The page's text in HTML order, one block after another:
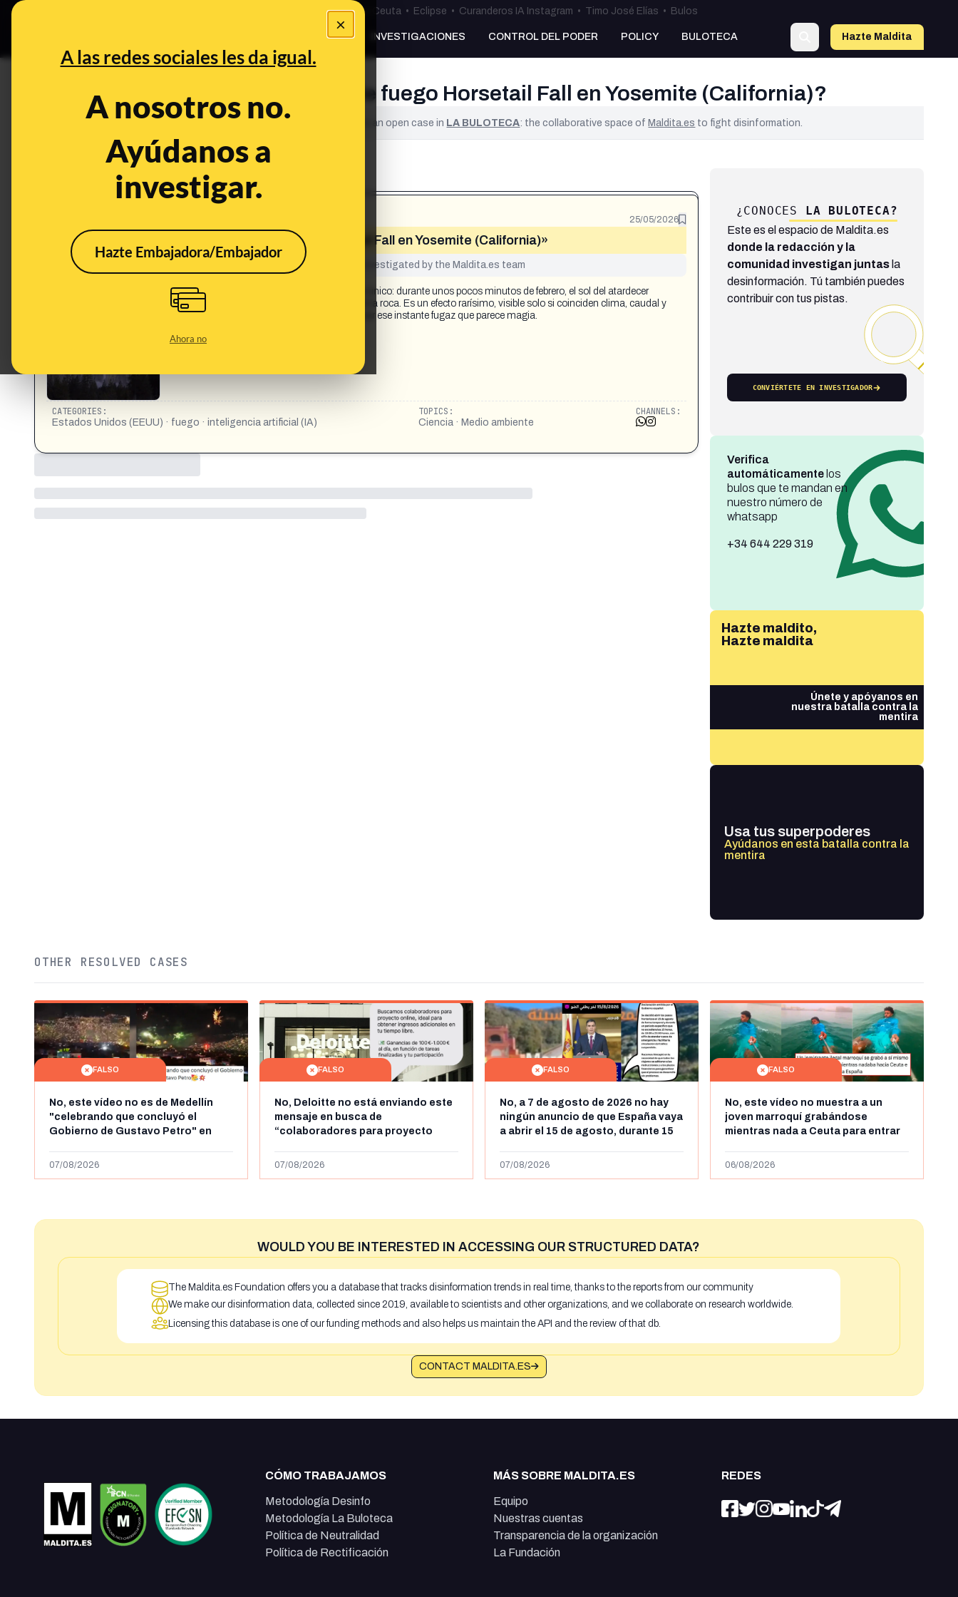
×
A las redes sociales les da igual.
A nosotros no.
Ayúdanos a
investigar.
Hazte Embajadora/Embajador
Ahora no
Especial Ceuta•Bulos Ceuta • Eclipse • Curanderos IA Instagram • Timo José Elías • Bulos
PREBUNKING INVESTIGACIONES CONTROL DEL PODER POLICY BULOTECA Hazte Maldita
¿Este vídeo muestra la cascada de fuego Horsetail Fall en Yosemite (California)?
This content has NOT yet been verified. It is an open case in LA BULOTECA: the collaborative space ofMaldita.es to fight disinformation.
25/05/2026
«Este vídeo muestra la cascada de fuego Horsetail Fall en Yosemite (California)»
This content has not yet been investigated by the Maldita.es team
La cascada Horsetail Fall, en Yosemite (California), ofrece un fenómeno único: durante unos pocos minutos de febrero, el sol del atardecer
ilumina el agua con tal precisión que parece un río de fuego cayendo por la roca. Es un efecto rarísimo, visible solo si coinciden clima, caudal y
luz, y por eso miles de personas viajan allí cada año para intentar capturar ese instante fugaz que parece magia.
CATEGORIES:
Estados Unidos (EEUU) · fuego · inteligencia artificial (IA)
TOPICS:
Ciencia · Medio ambiente
CHANNELS:
¿CONOCES LA BULOTECA?
Este es el espacio de Maldita.es
donde la redacción y la
comunidad investigan juntasla
desinformación. Tú también puedes
contribuir con tus pistas.
CONVIÉRTETE EN INVESTIGADOR
Verifica
automáticamentelos
bulos que te mandan en
nuestro número de
whatsapp
+34 644 229 319
Hazte maldito,
Hazte maldita
Únete y apóyanos en
nuestra batalla contra la
mentira
Usa tus superpoderes
Ayúdanos en esta batalla contra la
mentira
OTHER RESOLVED CASES
FALSO
No, este vídeo no es de Medellín
"celebrando que concluyó el
Gobierno de Gustavo Petro" en
de 2024
07/08/2026
FALSO
No, Deloitte no está enviando este
mensaje en busca de
“colaboradores para proyecto
1.000 euros al día: es un timo
07/08/2026
FALSO
No, a 7 de agosto de 2026 no hay
ningún anuncio de que España vaya
a abrir el 15 de agosto, durante 15
y Ceuta
07/08/2026
FALSO
No, este vídeo no muestra a un
joven marroquí grabándose
mientras nada a Ceuta para entrar
más de 450km de Ceuta y el autor lo
06/08/2026
WOULD YOU BE INTERESTED IN ACCESSING OUR STRUCTURED DATA?
The Maldita.es Foundation offers you a database that tracks disinformation trends in real time, thanks to the reports from our community
We make our disinformation data, collected since 2019, available to scientists and other organizations, and we collaborate on research worldwide.
Licensing this database is one of our funding methods and also helps us maintain the API and the review of that db.
CONTACT MALDITA.ES
CÓMO TRABAJAMOS
Metodología Desinfo
Metodología La Buloteca
Política de Neutralidad
Política de Rectificación
MÁS SOBRE MALDITA.ES
Equipo
Nuestras cuentas
Transparencia de la organización
La Fundación
REDES